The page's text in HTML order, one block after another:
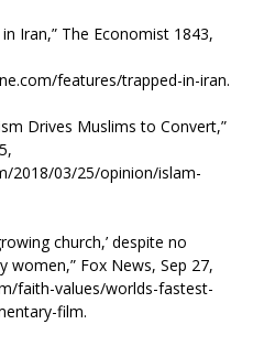
Iran,” The Economist 1843,
features/trapped-in-iran.
Drives Muslims to Convert,”
2018/03/25/opinion/islam-
church,’ despite no
women,” Fox News, Sep 27,
faith-values/worlds-fastest-
film.